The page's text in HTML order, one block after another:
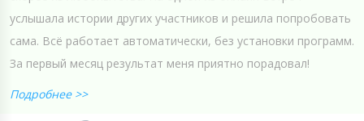
услышала истории других участников и решила попробовать
сама. Всё работает автоматически, без установки программ.
За первый месяц результат меня приятно порадовал!
Подробнее >>